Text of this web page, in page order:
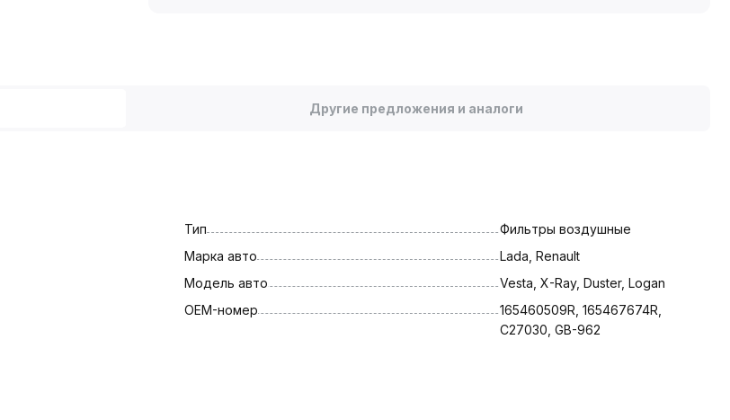
Другие предложения и аналоги
Тип
Фильтры воздушные
Марка авто
Lada, Renault
Модель авто
Vesta, X-Ray, Duster, Logan
OEM-номер
165460509R, 165467674R,
C27030, GB-962